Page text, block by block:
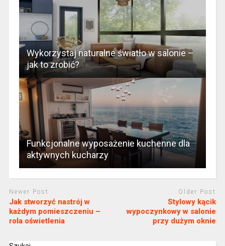
Wykorzystaj naturalne światło w salonie –
jak to zrobić?
Funkcjonalne wyposażenie kuchenne dla
aktywnych kucharzy
Newer Post
Jak stworzyć nastrój w
każdym pomieszczeniu –
rola oświetlenia
Older Post
Stylowy kącik
wypoczynkowy w salonie
przy dużym oknie